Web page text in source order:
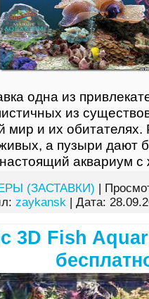
одна из
из
мир и их
а пузыри дают
настоящий аквариум
(ЗАСТАВКИ)
zaykansk| Дата:
3D Fish